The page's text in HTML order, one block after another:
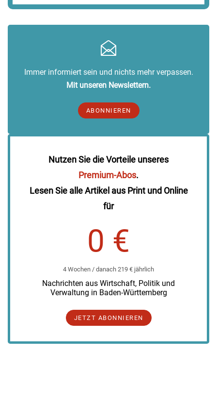
Immer informiert sein und nichts mehr verpassen.
Mit unseren Newslettern.
ABONNIEREN
Nutzen Sie die Vorteile unseres
Premium-Abos.
Lesen Sie alle Artikel aus Print und Online
für
0 €
4 Wochen / danach 219 € jährlich
Nachrichten aus Wirtschaft, Politik und
Verwaltung in Baden-Württemberg
JETZT ABONNIEREN